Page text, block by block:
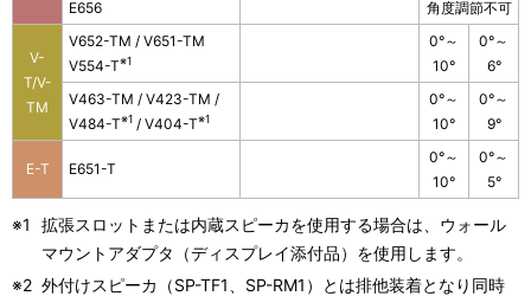
E656
角度調節不可
V-
T/V-
TM
V652-TM / V651-TM
V554-T※1
0°～
10°
0°～
6°
V463-TM / V423-TM /
V484-T※1 / V404-T※1
0°～
10°
0°～
9°
E-T E651-T
0°～
10°
0°～
5°
※1
拡張スロットまたは内蔵スピーカを使用する場合は、ウォール
マウントアダプタ（ディスプレイ添付品）を使用します。
※2 外付けスピーカ（SP-TF1、SP-RM1）とは排他装着となり同時